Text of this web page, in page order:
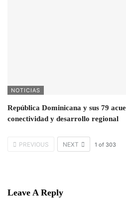
NOTICIAS
República Dominicana y sus 79
conectividad y desarrollo regional
PREVIOUS NEXT 1 of 303
Leave A Reply